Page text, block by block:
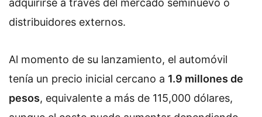
adquirirse a través del mercado seminuevo o
distribuidores externos.
Al momento de su lanzamiento, el automóvil
tenía un precio inicial cercano a 1.9 millones de
pesos, equivalente a más de 115,000 dólares,